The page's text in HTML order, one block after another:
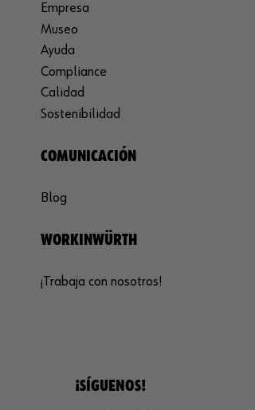
Empresa
Museo
Ayuda
Compliance
Calidad
Sostenibilidad
COMUNICACIÓN
Blog
WORKINWÜRTH
¡Trabaja con nosotros!
¡SÍGUENOS!